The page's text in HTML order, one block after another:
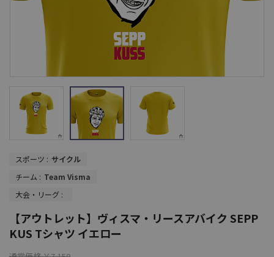
スポーツ : サイクル
チーム : Team Visma
大会・リーグ :
【アウトレット】ヴィスマ・リースアバイク SEPP
KUS Tシャツ イエロー